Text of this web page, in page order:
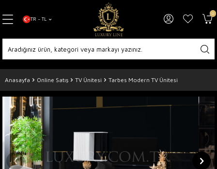
TR − TL
0
Anasayfa Online Satış TV Ünitesi Tarbes Modern TV Ünitesi